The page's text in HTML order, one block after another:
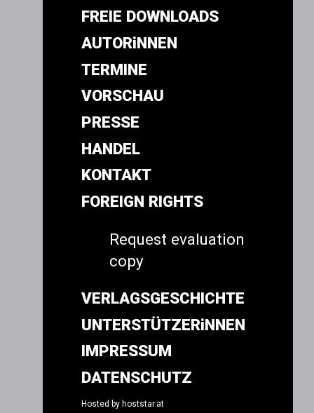
FREIE DOWNLOADS
AUTORiNNEN
TERMINE
VORSCHAU
PRESSE
HANDEL
KONTAKT
FOREIGN RIGHTS
Request evaluation
copy
VERLAGSGESCHICHTE
UNTERSTÜTZERiNNEN
IMPRESSUM
DATENSCHUTZ
Hosted by hoststar.at